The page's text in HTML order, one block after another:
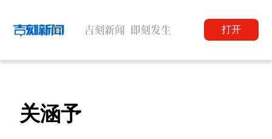
打开
关涵予